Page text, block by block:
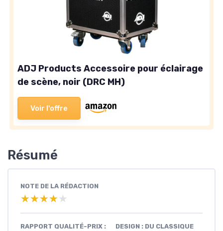
ADJ Products Accessoire pour éclairage
de scène, noir (DRC MH)
Voir l'offre
Résumé
NOTE DE LA RÉDACTION
★★★★★
★★★★★
RAPPORT QUALITÉ-PRIX :
DESIGN : DU CLASSIQUE